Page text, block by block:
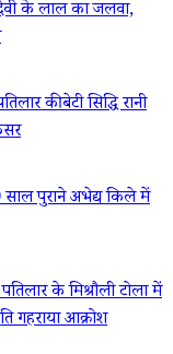
के लाल का जलवा,
की बेटी सिद्धि रानी
पुराने अभेद्य किले में
के मिश्रौली टोला में
गहराया आक्रोश